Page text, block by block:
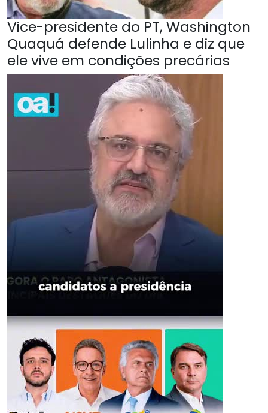
Vice-presidente do PT, Washington
Quaquá defende Lulinha e diz que
ele vive em condições precárias